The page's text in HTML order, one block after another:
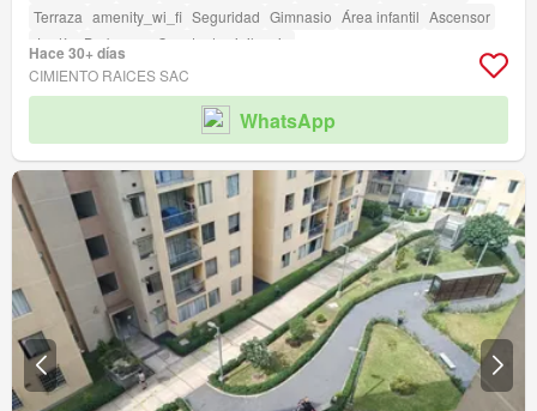
Terraza amenity_wi_fi Seguridad Gimnasio Área infantil Ascensor
Jardín
Barbacoa Caseta de vigilancia
Hace 30+ días
CIMIENTO RAICES SAC
WhatsApp